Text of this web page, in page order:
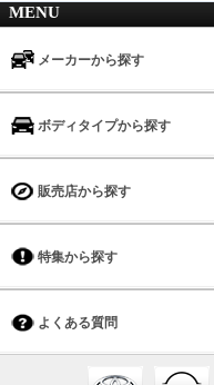
MENU
メーカーから探す
ボディタイプから探す
販売店から探す
特集から探す
よくある質問